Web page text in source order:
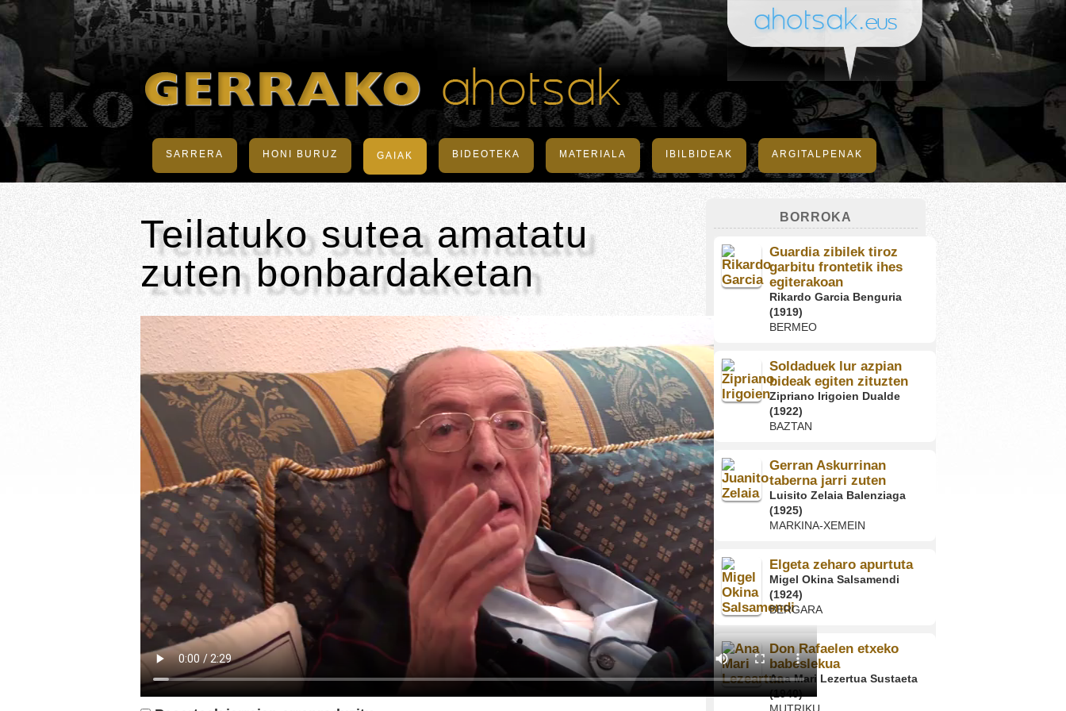
SARRERA HONI BURUZ GAIAK BIDEOTEKA MATERIALA IBILBIDEAK ARGITALPENAK
Teilatuko sutea amatatu
zuten bonbardaketan
BORROKA
Guardia zibilek tiroz
garbitu frontetik ihes
egiterakoan
Rikardo Garcia Benguria
(1919)
BERMEO
Soldaduek lur azpian
bideak egiten zituzten
Zipriano Irigoien Dualde
(1922)
BAZTAN
Gerran Askurrinan
taberna jarri zuten
Luisito Zelaia Balenziaga
(1925)
MARKINA-XEMEIN
Elgeta zeharo apurtuta
Migel Okina Salsamendi
(1924)
BERGARA
Don Rafaelen etxeko
babeslekua
Ana Mari Lezertua Sustaeta
(1940)